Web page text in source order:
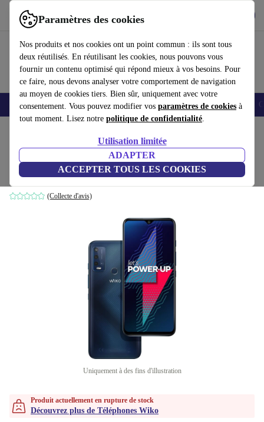
Paramètres des cookies
Nos produits et nos cookies ont un point commun : ils sont tous
deux réutilisés. En réutilisant les cookies, nous pouvons vous
fournir un contenu optimisé qui répond mieux à vos besoins. Pour
ce faire, nous devons analyser votre comportement de navigation
au moyen de cookies tiers. Bien sûr, uniquement avec votre
consentement. Vous pouvez modifier vos paramètres de cookies à
tout moment. Lisez notre politique de confidentialité.
Utilisation limitée
ADAPTER
ACCEPTER TOUS LES COOKIES
Utilisez refurbed rapidement et facilement
Smartphones Laptops Tablettes Montres connectées Accessoires
Wiko Power U30
4 GB | 128 GB | Dual-SIM | Carbon Blue
(Collecte d'avis)
Uniquement à des fins d'illustration
Produit actuellement en rupture de stock
Découvrez plus de Téléphones Wiko